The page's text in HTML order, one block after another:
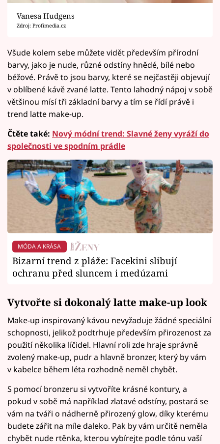
Vanesa Hudgens
Zdroj: Profimedia.cz
Všude kolem sebe můžete vidět především přírodní
barvy, jako je nude, různé odstíny hnědé, bílé nebo
béžové. Právě to jsou barvy, které se nejčastěji objevují
v oblíbené kávě zvané latte. Tento lahodný nápoj v sobě
většinou mísí tři základní barvy a tím se řídí právě i
trend latte make-up.
Čtěte také: Nový módní trend: Slavné ženy vyráží do
společnosti ve spodním prádle
MÓDA A KRÁSA
Bizarní trend z pláže: Facekini slibují
ochranu před sluncem i medúzami
Vytvořte si dokonalý latte make-up look
Make-up inspirovaný kávou nevyžaduje žádné speciální
schopnosti, jelikož podtrhuje především přirozenost za
použití několika líčidel. Hlavní roli zde hraje správně
zvolený make-up, pudr a hlavně bronzer, který by vám
v kabelce během léta rozhodně neměl chybět.
S pomocí bronzeru si vytvoříte krásné kontury, a
pokud v sobě má například zlatavé odstíny, postará se
vám na tváři o nádherně přirozený glow, díky kterému
budete zářit na míle daleko. Pak by vám určitě neměla
chybět nude rtěnka, kterou vybírejte podle tónu vaší